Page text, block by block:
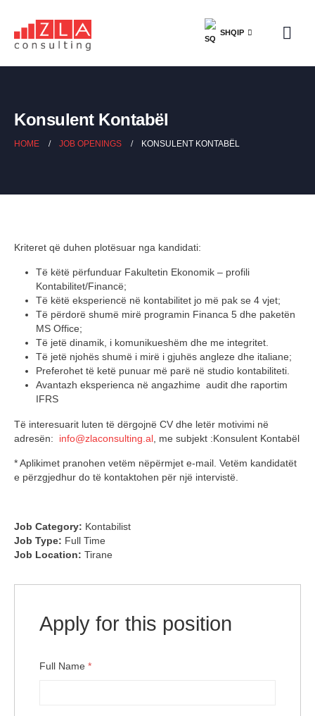
SHQIP
Konsulent Kontabël
HOME JOB OPENINGS KONSULENT KONTABËL
Kriteret që duhen plotësuar nga kandidati:
Të këtë përfunduar Fakultetin Ekonomik – profili
Kontabilitet/Financë;
Të këtë eksperiencë në kontabilitet jo më pak se 4 vjet;
Të përdorë shumë mirë programin Financa 5 dhe paketën
MS Office;
Të jetë dinamik, i komunikueshëm dhe me integritet.
Të jetë njohës shumë i mirë i gjuhës angleze dhe italiane;
Preferohet të ketë punuar më parë në studio kontabiliteti.
Avantazh eksperienca në angazhime audit dhe raportim
IFRS
Të interesuarit luten të dërgojnë CV dhe letër motivimi në
adresën: info@zlaconsulting.al , me subjekt :Konsulent Kontabël
* Aplikimet pranohen vetëm nëpërmjet e-mail. Vetëm kandidatët
e përzgjedhur do të kontaktohen për një intervistë.
Job Category: Kontabilist
Job Type: Full Time
Job Location: Tirane
Apply for this position
Full Name *